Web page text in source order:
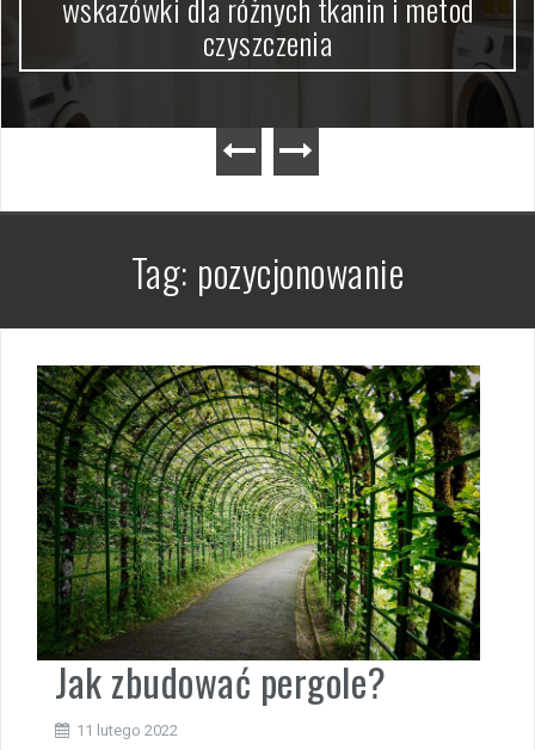
wskazówki dla różnych tkanin i metod
czyszczenia
Tag: pozycjonowanie
Jak zbudować pergole?
11 lutego 2022